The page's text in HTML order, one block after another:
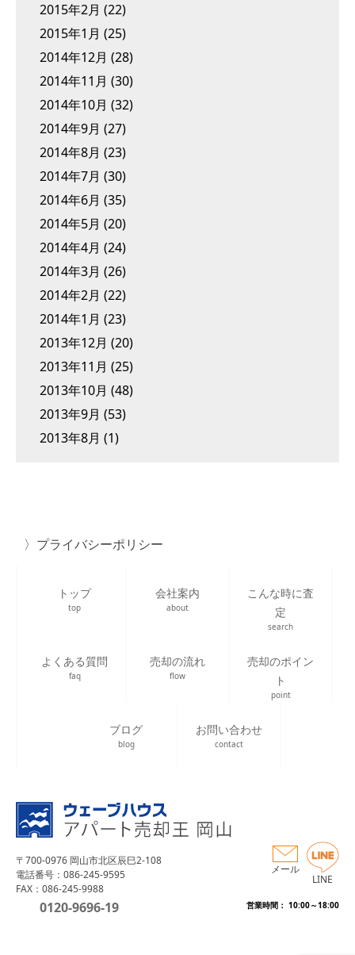
2015年2月 (22)
2015年1月 (25)
2014年12月 (28)
2014年11月 (30)
2014年10月 (32)
2014年9月 (27)
2014年8月 (23)
2014年7月 (30)
2014年6月 (35)
2014年5月 (20)
2014年4月 (24)
2014年3月 (26)
2014年2月 (22)
2014年1月 (23)
2013年12月 (20)
2013年11月 (25)
2013年10月 (48)
2013年9月 (53)
2013年8月 (1)
プライバシーポリシー
トップ
top
会社案内
about
こんな時に査
定
search
よくある質問
faq
売却の流れ
flow
売却のポイン
ト
point
ブログ
blog
お問い合わせ
contact
〒700-0976 岡山市北区辰巳2-108
電話番号：086-245-9595
FAX：086-245-9988
0120-9696-19 営業時間： 10:00～18:00
メール
LINE